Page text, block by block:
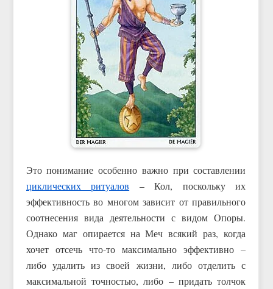
Это понимание особенно важно при составлении
циклических ритуалов – Кол, поскольку их
эффективность во многом зависит от правильного
соотнесения вида деятельности с видом Опоры.
Однако маг опирается на Меч всякий раз, когда
хочет отсечь что-то максимально эффективно –
либо удалить из своей жизни, либо отделить с
максимальной точностью, либо – придать толчок